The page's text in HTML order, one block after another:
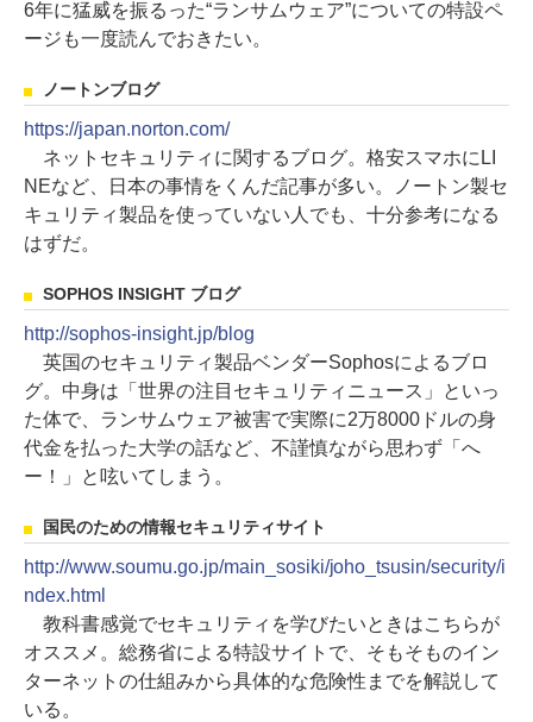
6年に猛威を振るった“ランサムウェア”についての特設ペ
ージも一度読んでおきたい。
ノートンブログ
https://japan.norton.com/
ネットセキュリティに関するブログ。格安スマホにLI
NEなど、日本の事情をくんだ記事が多い。ノートン製セ
キュリティ製品を使っていない人でも、十分参考になる
はずだ。
SOPHOS INSIGHT ブログ
http://sophos-insight.jp/blog
英国のセキュリティ製品ベンダーSophosによるブロ
グ。中身は「世界の注目セキュリティニュース」といっ
た体で、ランサムウェア被害で実際に2万8000ドルの身
代金を払った大学の話など、不謹慎ながら思わず「へ
ー！」と呟いてしまう。
国民のための情報セキュリティサイト
http://www.soumu.go.jp/main_sosiki/joho_tsusin/security/i
ndex.html
教科書感覚でセキュリティを学びたいときはこちらが
オススメ。総務省による特設サイトで、そもそものイン
ターネットの仕組みから具体的な危険性までを解説して
いる。